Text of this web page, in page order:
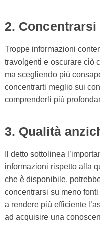
2.
Troppe informazioni
travolgenti e oscurare ciò
ma scegliendo più
concentrarti meglio sui
comprenderli più
3. Qualità
Il detto sottolinea
informazioni rispetto alla
che è disponibile,
concentrarsi su meno
a rendere più efficiente
ad acquisire una